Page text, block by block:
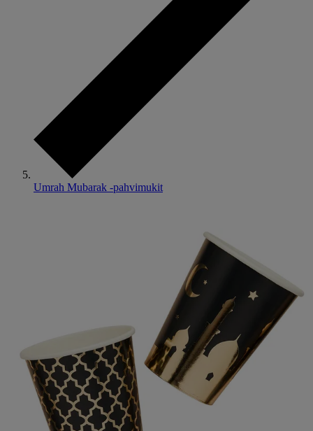
Umrah Mubarak -pahvimukit